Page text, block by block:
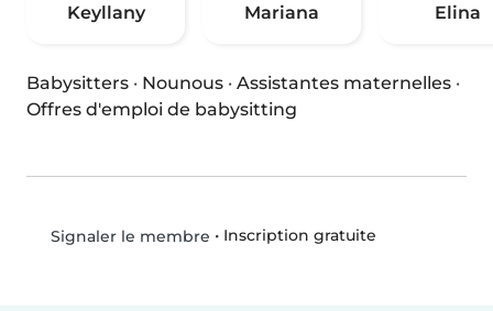
Keyllany Mariana Elina
Babysitters · Nounous · Assistantes maternelles ·
Offres d'emploi de babysitting
Signaler le membre • Inscription gratuite